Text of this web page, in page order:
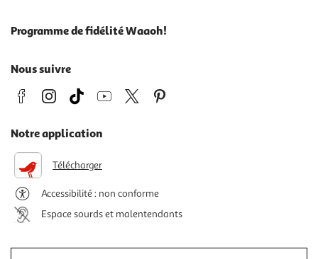
Programme de fidélité Waaoh!
Nous suivre
Notre application
Télécharger
Accessibilité : non conforme
Espace sourds et malentendants